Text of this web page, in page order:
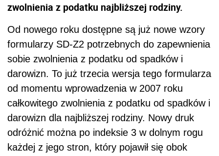
zwolnienia z podatku najbliższej rodziny.
Od nowego roku dostępne są już nowe wzory
formularzy SD-Z2 potrzebnych do zapewnienia
sobie zwolnienia z podatku od spadków i
darowizn. To już trzecia wersja tego formularza
od momentu wprowadzenia w 2007 roku
całkowitego zwolnienia z podatku od spadków i
darowizn dla najbliższej rodziny. Nowy druk
odróżnić można po indeksie 3 w dolnym rogu
każdej z jego stron, który pojawił się obok